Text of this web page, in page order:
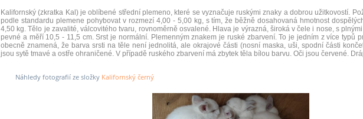
Kalifornský (zkratka Kal) je oblíbené střední plemeno, které se vyznačuje ruskými znaky a dobrou užitkovostí.
podle standardu plemene pohybovat v rozmezí 4,00 - 5,00 kg, s tím, že běžně dosahovaná hmotnost
4,50 kg.Tělo je zavalité, válcovitého tvaru, rovnoměrně osvalené. Hlava je výrazná, široká v čele i nose, s
pevné a měří 10,5 - 11,5 cm.Srst je normální. Plemenným znakem je ruské zbarvení. To je jedním z více typů
obecně znamená, že barva srsti na těle není jednolitá, ale okrajové části (nosní maska, uši, spodní části
jsou sytě tmavé a ostře ohraničené. V případě ruského zbarvení má zbytek těla bílou barvu. Oči jsou červené.
Náhledy fotografií ze složky Kalifornský černý